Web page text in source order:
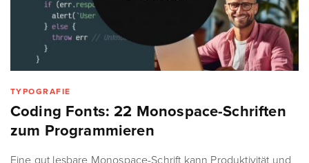
TYPOGRAFIE
Coding Fonts: 22 Monospace-Schriften
zum Programmieren